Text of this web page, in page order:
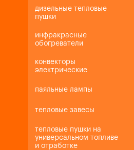
дизельные тепловые
пушки
инфракрасные
обогреватели
конвекторы
электрические
паяльные лампы
тепловые завесы
тепловые пушки на
универсальном топливе
и отработке